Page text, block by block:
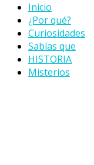
Inicio
¿Por qué?
Curiosidades
Sabías que
HISTORIA
Misterios